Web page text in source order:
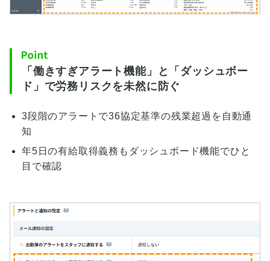
「働きすぎアラート機能」と「ダッシュボー
ド」で労務リスクを未然に防ぐ
3段階のアラートで36協定基準の残業超過を自動通
知
年5日の有給取得義務もダッシュボード機能でひと
目で確認